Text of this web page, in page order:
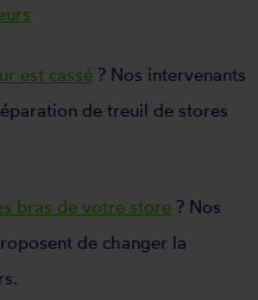
est cassé ? Nos intervenants
de treuil de stores
bras de votre store ? Nos
de changer la